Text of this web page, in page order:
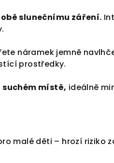
slunečnímu záření.
náramek jemně
prostředky.
místě, ideálně
malé děti – hrozí riziko